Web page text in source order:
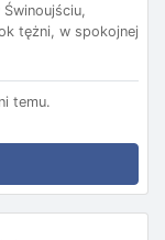
tężni, w spokojnej
temu.